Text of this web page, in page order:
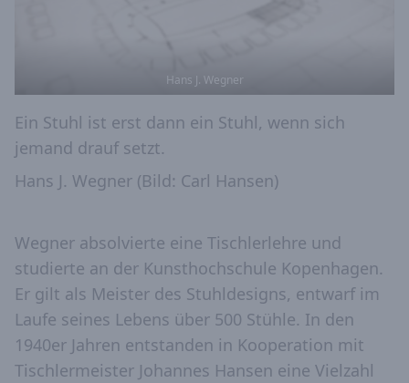
Hans J. Wegner
Ein Stuhl ist erst dann ein Stuhl, wenn sich
jemand drauf setzt.
Hans J. Wegner (Bild: Carl Hansen)
Wegner absolvierte eine Tischlerlehre und
studierte an der Kunsthochschule Kopenhagen.
Er gilt als Meister des Stuhldesigns, entwarf im
Laufe seines Lebens über 500 Stühle. In den
1940er Jahren entstanden in Kooperation mit
Tischlermeister Johannes Hansen eine Vielzahl